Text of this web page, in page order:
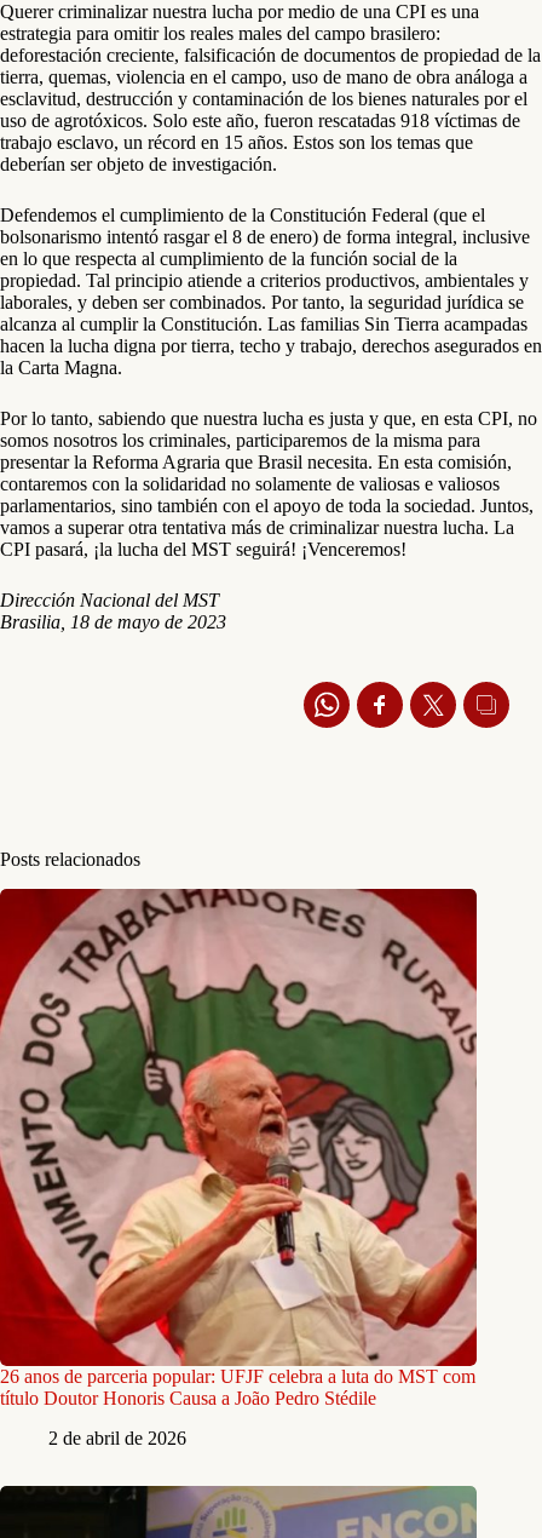
Querer criminalizar nuestra lucha por medio de una CPI es una
estrategia para omitir los reales males del campo brasilero:
deforestación creciente, falsificación de documentos de propiedad de la
tierra, quemas, violencia en el campo, uso de mano de obra análoga a
esclavitud, destrucción y contaminación de los bienes naturales por el
uso de agrotóxicos. Solo este año, fueron rescatadas 918 víctimas de
trabajo esclavo, un récord en 15 años. Estos son los temas que
deberían ser objeto de investigación.
Defendemos el cumplimiento de la Constitución Federal (que el
bolsonarismo intentó rasgar el 8 de enero) de forma integral, inclusive
en lo que respecta al cumplimiento de la función social de la
propiedad. Tal principio atiende a criterios productivos, ambientales y
laborales, y deben ser combinados. Por tanto, la seguridad jurídica se
alcanza al cumplir la Constitución. Las familias Sin Tierra acampadas
hacen la lucha digna por tierra, techo y trabajo, derechos asegurados en
la Carta Magna.
Por lo tanto, sabiendo que nuestra lucha es justa y que, en esta CPI, no
somos nosotros los criminales, participaremos de la misma para
presentar la Reforma Agraria que Brasil necesita. En esta comisión,
contaremos con la solidaridad no solamente de valiosas e valiosos
parlamentarios, sino también con el apoyo de toda la sociedad. Juntos,
vamos a superar otra tentativa más de criminalizar nuestra lucha. La
CPI pasará, ¡la lucha del MST seguirá! ¡Venceremos!
Dirección Nacional del MST
Brasilia, 18 de mayo de 2023
Posts relacionados
26 anos de parceria popular: UFJF celebra a luta do MST com
título Doutor Honoris Causa a João Pedro Stédile
2 de abril de 2026